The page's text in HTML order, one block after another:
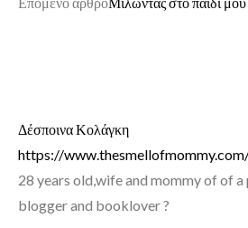
Δέσποινα Κολάγκη
https://
28 years old,wife and mommy of of a
blogger and booklover ?